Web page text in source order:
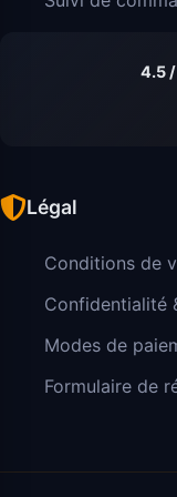
4.5
Légal
Conditions de
Confidentialité
Modes de
Formulaire de